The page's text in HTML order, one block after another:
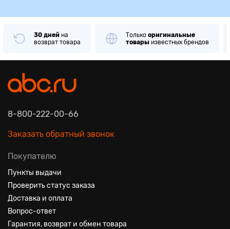
30 дней на
возврат товара
Только оригинальные
товары известных брендов
8-800-222-00-66
Заказать обратный звонок
Покупателю
Пункты выдачи
Проверить статус заказа
Доставка и оплата
Вопрос-ответ
Гарантия, возврат и обмен товара